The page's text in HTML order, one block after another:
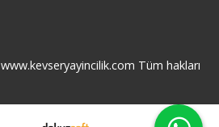
Tüm hakları